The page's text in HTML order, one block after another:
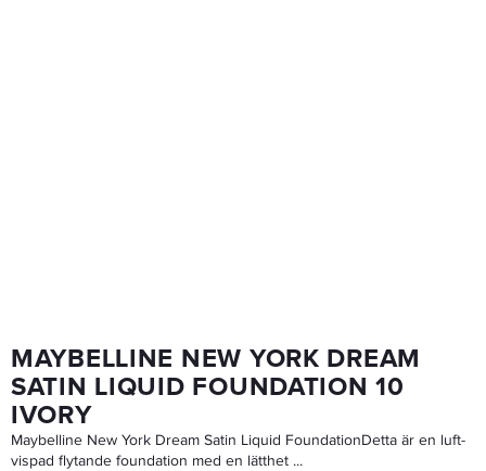
MAYBELLINE NEW YORK DREAM
SATIN LIQUID FOUNDATION 10
IVORY
Maybelline New York Dream Satin Liquid FoundationDetta är en luft-
vispad flytande foundation med en lätthet ...